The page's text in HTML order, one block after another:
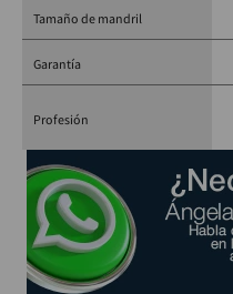
Tamaño de mandril
Garantía
Profesión